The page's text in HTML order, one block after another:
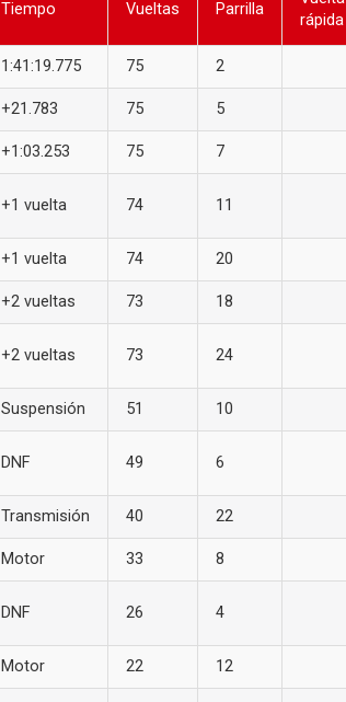
Tiempo Vueltas Parrilla
rápida
1:41:19.775 75 2
+21.783 75 5
+1:03.253 75 7
+1 vuelta 74 11
+1 vuelta 74 20
+2 vueltas 73 18
+2 vueltas 73 24
Suspensión 51 10
DNF 49 6
Transmisión 40 22
Motor 33 8
DNF 26 4
Motor 22 12